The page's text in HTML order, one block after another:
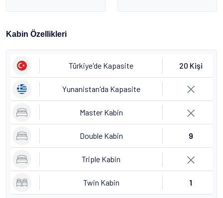
Kabin Özellikleri
Türkiye'de Kapasite 20 Kişi
Yunanistan'da Kapasite
Master Kabin
Double Kabin 9
Triple Kabin
Twin Kabin 1